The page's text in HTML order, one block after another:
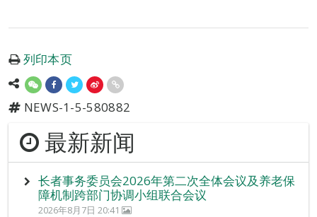
列印本页
NEWS-1-5-580882
最新新闻
长者事务委员会2026年第二次全体会议及养老保
障机制跨部门协调小组联合会议
2026年8月7日 20:41